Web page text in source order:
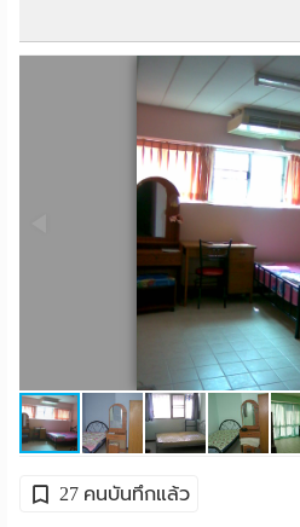
ค้นตามจังหวัด
ค้นจากสถานศึกษา
ค้นจากแผนที่
ค้นแบบละเอียด
ท
ห้อง
พัก
ราย 27 คนบันทึกแล้ว